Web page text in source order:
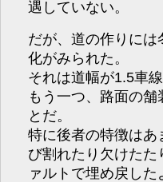
遇していない。
だが、道の作りに
化がみられた。
それは道幅が1.5車
もう一つ、路面の
とだ。
特に後者の特徴は
び割れたり欠けた
ァルトで埋め戻した